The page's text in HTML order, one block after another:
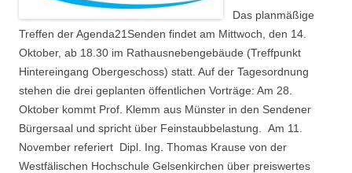
Das planmäßige
Treffen der Agenda21Senden findet am Mittwoch, den 14.
Oktober, ab 18.30 im Rathausnebengebäude (Treffpunkt
Hintereingang Obergeschoss) statt. Auf der Tagesordnung
stehen die drei geplanten öffentlichen Vorträge: Am 28.
Oktober kommt Prof. Klemm aus Münster in den Sendener
Bürgersaal und spricht über Feinstaubbelastung. Am 11.
November referiert Dipl. Ing. Thomas Krause von der
Westfälischen Hochschule Gelsenkirchen über preiswertes